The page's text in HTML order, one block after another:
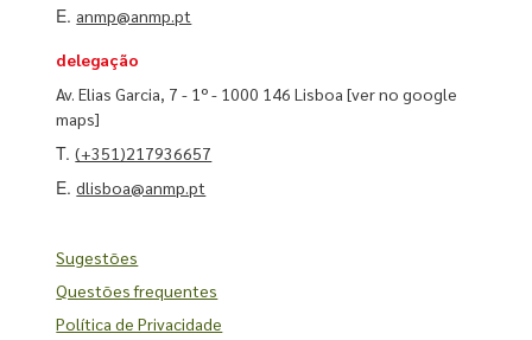
E. anmp@anmp.pt
delegação
Av. Elias Garcia, 7 - 1º - 1000 146 Lisboa[ver no google
maps]
T.(+351)217936657
E.dlisboa@anmp.pt
Sugestões
Questões frequentes
Política de Privacidade